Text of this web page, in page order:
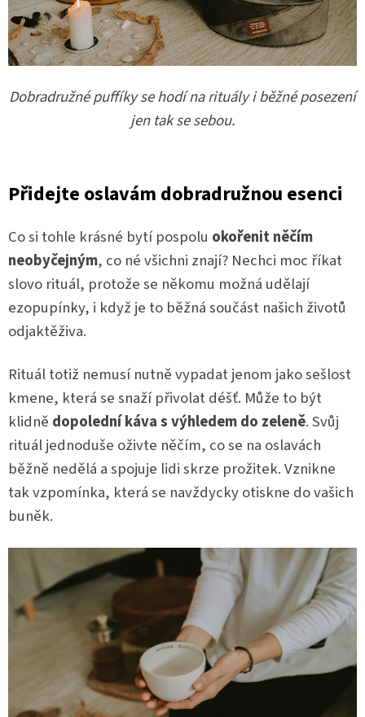
Dobradružné puffíky se hodí na rituály i běžné posezení
jen tak se sebou.
Přidejte oslavám dobradružnou esenci
Co si tohle krásné bytí pospolu okořenit něčím
neobyčejným, co né všichni znají? Nechci moc říkat
slovo rituál, protože se někomu možná udělají
ezopupínky, i když je to běžná součást našich životů
odjaktěživa.
Rituál totiž nemusí nutně vypadat jenom jako sešlost
kmene, která se snaží přivolat déšť. Může to být
klidně dopolední káva s výhledem do zeleně. Svůj
rituál jednoduše oživte něčím, co se na oslavách
běžně nedělá a spojuje lidi skrze prožitek. Vznikne
tak vzpomínka, která se navždycky otiskne do vašich
buněk.